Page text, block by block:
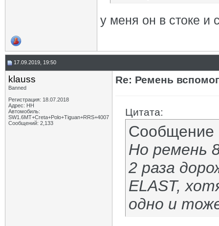
у меня он в стоке и
17.09.2019, 19:50
klauss
Banned
Регистрация: 18.07.2018
Адрес: НН
Автомобиль:
SW1.6МТ+Creta+Polo+Tiguan+RRS+4007
Сообщений: 2,133
Re: Ремень
Цитата:
Сообщение
Но ремень
2 раза
ELAST,
одно и